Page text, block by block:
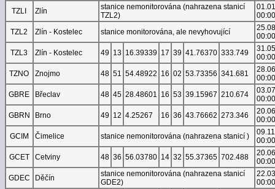
TZLI
Zlín
stanice nemonitorována (nahrazena stanicí
TZL2)
00:00
TZL2
Zlín - Kostelec stanice monitorována, ale nevyhovující
00:00
TZL3
Zlín - Kostelec 49 13 16.39339 17 39 41.76370 333.749
00:00
TZNO
Znojmo 48 51 54.48922 16 02 53.73356 341.681
00:00
GBRE
Břeclav 48 45 28.48601 16 53 39.15967 210.674
00:00
GBRN
Brno 49 12 4.25267 16 36 43.76662 273.346
00:00
GCIM
Čimelice stanice nemonitorována (nahrazena stanicí )
00:00
GCET
Cetviny 48 36 56.03780 14 32 55.37365 702.488
00:00
GDEC
Děčín
stanice nemonitorována (nahrazena stanicí
GDE2)
00:00